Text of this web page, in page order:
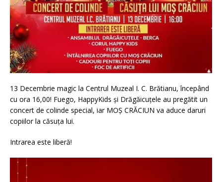
13 Decembrie magic la Centrul Muzeal I. C. Brătianu, începând
cu ora 16,00! Fuego, HappyKids și Drăgăicuțele au pregătit un
concert de colinde special, iar MOȘ CRĂCIUN va aduce daruri
copiilor la căsuța lui.
Intrarea este liberă!